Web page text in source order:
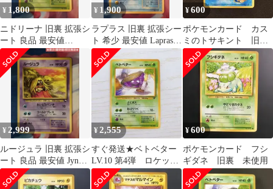
¥ 1,800
ニドリーナ 旧裏 拡張シ
ート 良品 最安値
Nidorina ポケモンカー
ド
¥ 1,900
ラプラス 旧裏 拡張シー
ト 希少 最安値 Lapras
ポケモンカード
¥600
ポケモンカード カス
ミのトサキント 旧
裏 未使用
¥ 2,999
ルージュラ 旧裏 拡張シ
ート 良品 最安値 Jynx
ポケモンカード
¥2,555
すぐ発送★ベトベター
LV.10 第4弾 ロケット
団 旧裏面 ポケモンカー
ド
¥600
ポケモンカード フシ
ギダネ 旧裏 未使用